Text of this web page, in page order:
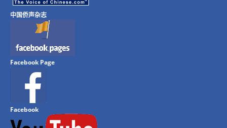
中国侨声杂志
Facebook Page
Facebook